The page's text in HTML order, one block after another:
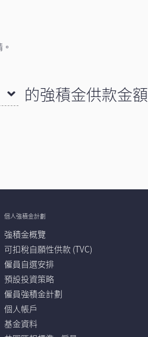
的強積金供款金額
個人強積金計劃
強積金概覽
可扣稅自願性供款 (TVC)
僱員自選安排
預設投資策略
僱員強積金計劃
個人帳戶
基金資料